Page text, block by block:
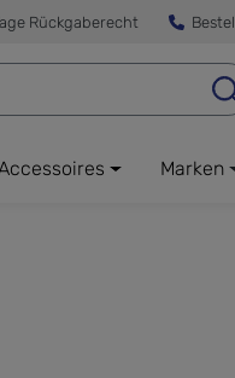
Rückgaberecht
Marken